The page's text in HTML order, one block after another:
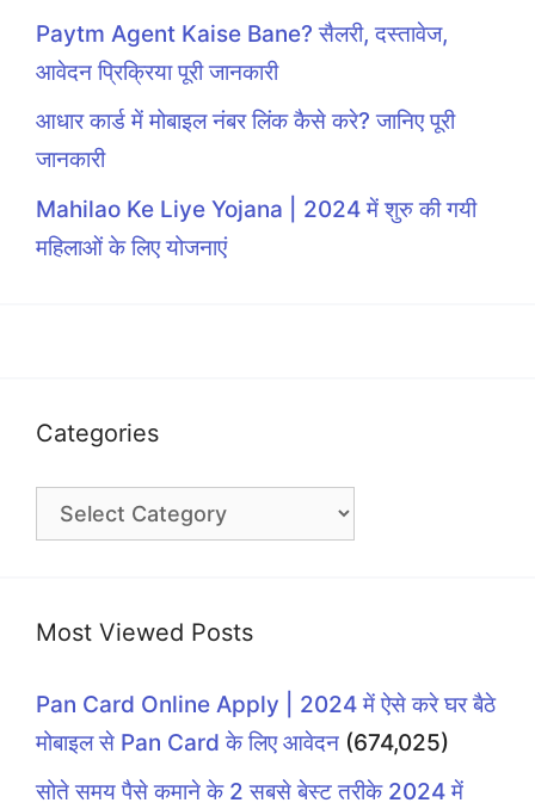
Paytm Agent Kaise Bane? सैलरी, दस्तावेज,
आवेदन प्रिक्रिया पूरी जानकारी
आधार कार्ड में मोबाइल नंबर लिंक कैसे करे? जानिए पूरी
जानकारी
Mahilao Ke Liye Yojana | 2024 में शुरु की गयी
महिलाओं के लिए योजनाएं
Categories
Categories
Most Viewed Posts
Pan Card Online Apply | 2024 में ऐसे करे घर बैठे
मोबाइल से Pan Card के लिए आवेदन (674,025)
सोते समय पैसे कमाने के 2 सबसे बेस्ट तरीके 2024 में